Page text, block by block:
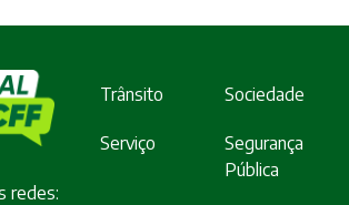
redes:
Trânsito Sociedade
Serviço
Segurança
Pública